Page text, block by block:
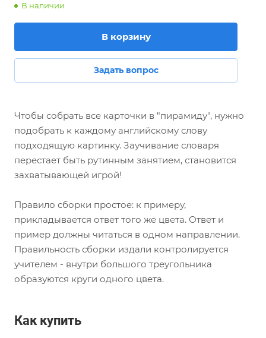
В наличии
В корзину
Задать вопрос
Чтобы собрать все карточки в "пирамиду", нужно
подобрать к каждому английскому слову
подходящую картинку. Заучивание словаря
перестает быть рутинным занятием, становится
захватывающей игрой!
Правило сборки простое: к примеру,
прикладывается ответ того же цвета. Ответ и
пример должны читаться в одном направлении.
Правильность сборки издали контролируется
учителем - внутри большого треугольника
образуются круги одного цвета.
Как купить